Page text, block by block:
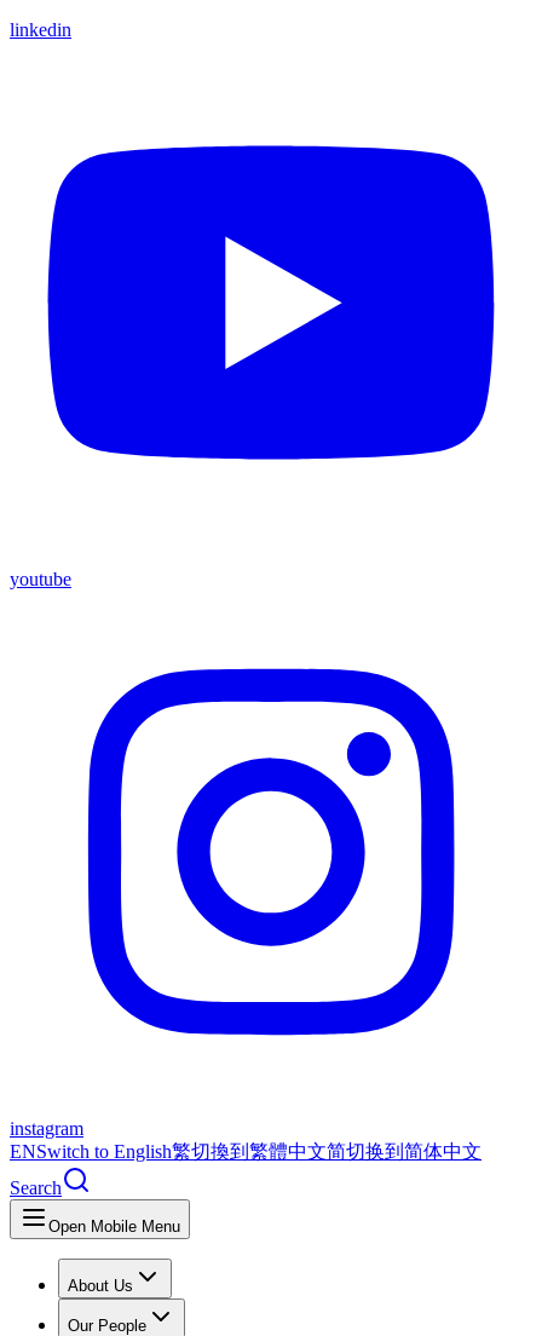
linkedin
youtube
instagram
ENSwitch to English繁切換到繁體中文简切换到简体中文
Search
Open Mobile Menu
About Us
Our People